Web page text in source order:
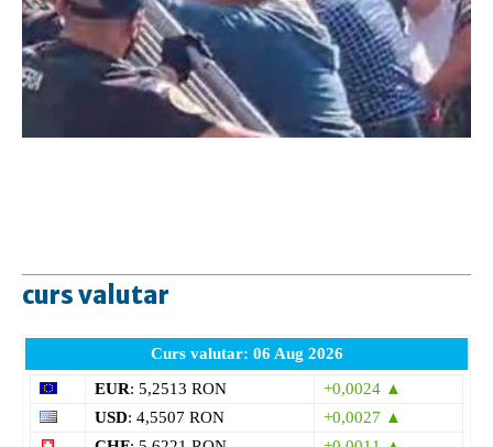
curs valutar
Curs valutar: 06 Aug 2026
EUR: 5,2513 RON
+0,0024 ▲
USD: 4,5507 RON
+0,0027 ▲